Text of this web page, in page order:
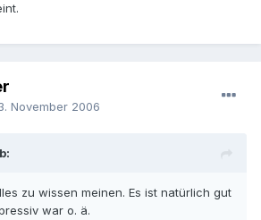
November 2006
zu wissen meinen. Es ist natürlich gut
war o. ä.